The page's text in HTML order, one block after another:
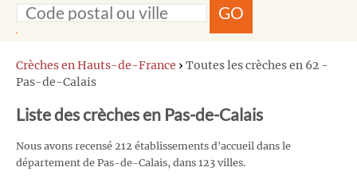
GO
Crèches en Hauts-de-France › Toutes les crèches en 62 -
Pas-de-Calais
Liste des crèches en Pas-de-Calais
Nous avons recensé 212 établissements d'accueil dans le
département de Pas-de-Calais, dans 123 villes.